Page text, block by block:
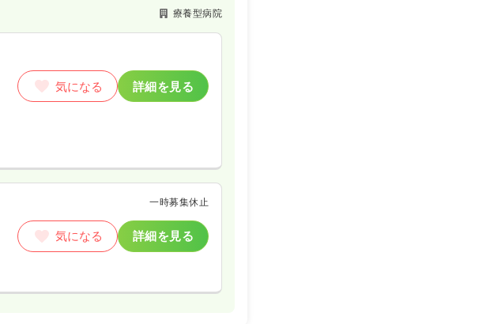
療養型病院
気になる 詳細を見る
一時募集休止
気になる 詳細を見る